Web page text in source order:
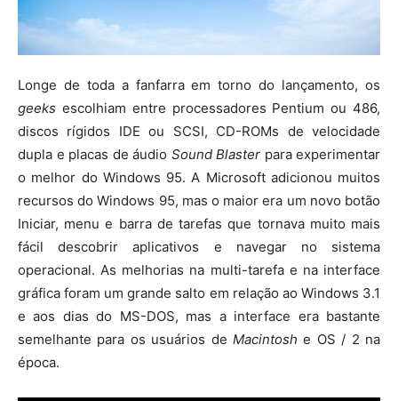
Longe de toda a fanfarra em torno do lançamento, os
geeks escolhiam entre processadores Pentium ou 486,
discos rígidos IDE ou SCSI, CD-ROMs de velocidade
dupla e placas de áudio Sound Blaster para experimentar
o melhor do Windows 95. A Microsoft adicionou muitos
recursos do Windows 95, mas o maior era um novo botão
Iniciar, menu e barra de tarefas que tornava muito mais
fácil descobrir aplicativos e navegar no sistema
operacional. As melhorias na multi-tarefa e na interface
gráfica foram um grande salto em relação ao Windows 3.1
e aos dias do MS-DOS, mas a interface era bastante
semelhante para os usuários de Macintosh e OS / 2 na
época.